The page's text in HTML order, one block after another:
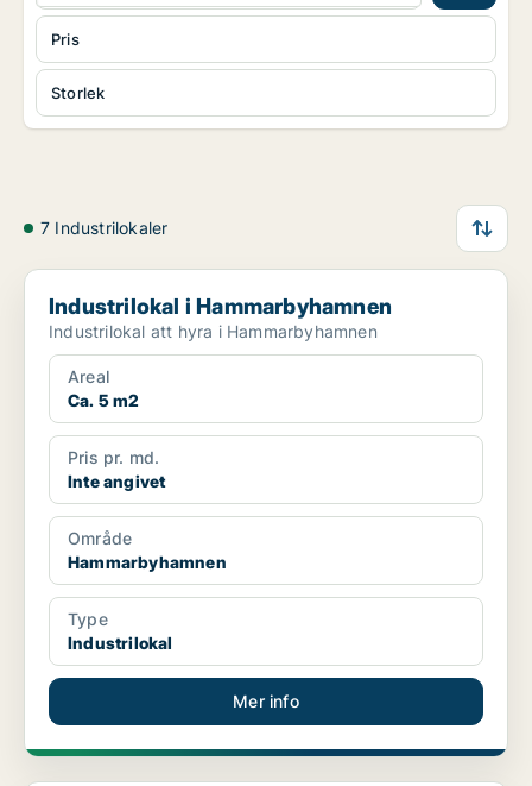
Storlek
Pris
7 Industrilokaler
Industrilokal i Hammarbyhamnen
Industrilokal i Hammarbyhamnen
Industrilokal att hyra i Hammarbyhamnen
Areal
Ca. 5 m2
Pris pr. md.
Inte angivet
Område
Hammarbyhamnen
Type
Industrilokal
Mer info